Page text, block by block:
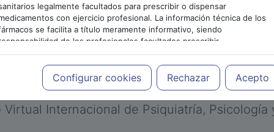
legalmente facultados para prescribir o dispensar
con ejercicio profesional. La información técnica de los
se facilita a título meramente informativo, siendo
de los profesionales facultados prescribir
y decidir, en cada caso concreto, el tratamiento más
adecuado a las necesidades del paciente.
Configurar cookies Rechazar Acepto
PUBLICIDAD
Virtual Internacional de Psiquiatría,